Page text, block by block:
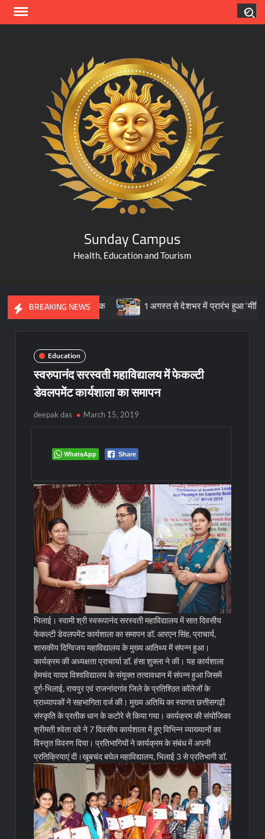
Skip
Sunday Campus
Health, Education and Tourism
BREAKING NEWS
का प्रतीक 1 अगस्त से देशभर में प्रारंभ हुआ ’मीडियेशन फॉर दि
Education
स्वरुपानंद सरस्वती महाविद्यालय में फेकल्टी
डेवलपमेंट कार्यशाला का समापन
deepak das March 15, 2019
WhatsApp Share
भिलाई। स्वामी श्री स्वरूपानंद सरस्वती महाविद्यालय में सात दिवसीय
फेकल्टी डेवलपमेंट कार्यशाला का समापन डॉ. आरएन सिंह, प्राचार्य,
शासकीय दिग्विजय महाविद्यालय के मुख्य आतिथ्य में संपन्न हुआ।
कार्यक्रम की अध्यक्षता प्राचार्या डॉ. हंसा शुक्ला ने की। यह कार्यशाला
हेमचंद यादव विश्वविद्यालय के संयुक्त तत्वावधान में संपन्न हुआ जिसमें
दुर्ग-भिलाई, रायपुर एवं राजनांदगांव जिले के प्रतिश्ठित कॉलेजों के
प्राध्यापकों ने सहभागिता दर्ज की। मुख्य अतिथि का स्वागत छत्तीसगढ़ी
संस्कृति के प्रतीक धान के कटोरे से किया गया। कार्यक्रम की संयोजिका
श्रीमती श्वेता दवे ने 7 दिवसीय कार्यशाला में हुए विभिन्न व्याख्यानों का
विस्तृत विवरण दिया। प्रतिभागियों ने कार्यक्रम के संबंध में अपनी
प्रतिक्रियाएं दी।खूबचंद बघेल महाविद्यालय, भिलाई 3 से प्रतिभागी डॉ.